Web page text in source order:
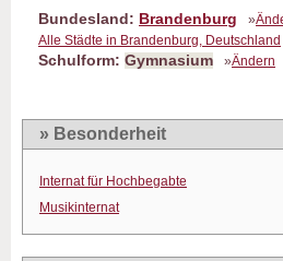
Bundesland: Brandenburg »
Alle Städte in Brandenburg, Deutschland
Schulform: Gymnasium »Ändern
» Besonderheit
Internat für Hochbegabte
Musikinternat